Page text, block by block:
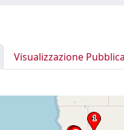
Visualizzazione